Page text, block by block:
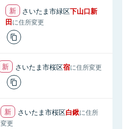
さいたま市緑区下山口新
田に住所変更
さいたま市桜区宿に住所変更
さいたま市桜区白鍬に住所
変更